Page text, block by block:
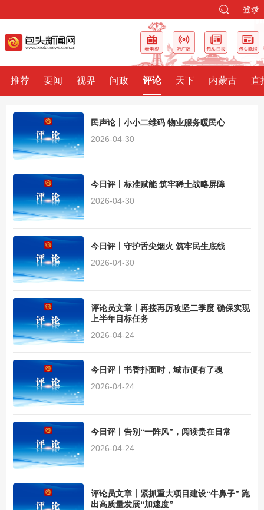
登录
推荐 要闻 视界 问政 评论 天下 内蒙古 直
民声论丨小小二维码 物业服务暖民心
2026-04-30
今日评丨标准赋能 筑牢稀土战略屏障
2026-04-30
今日评丨守护舌尖烟火 筑牢民生底线
2026-04-30
评论员文章丨再接再厉攻坚二季度 确保实现
上半年目标任务
2026-04-24
今日评丨书香扑面时，城市便有了魂
2026-04-24
今日评丨告别“一阵风”，阅读贵在日常
2026-04-24
评论员文章丨紧抓重大项目建设“牛鼻子” 跑
出高质量发展“加速度”